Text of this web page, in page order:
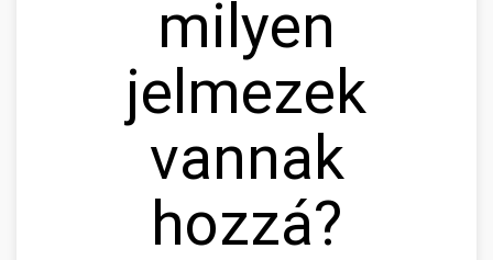
milyen
jelmezek
vannak
hozzá?